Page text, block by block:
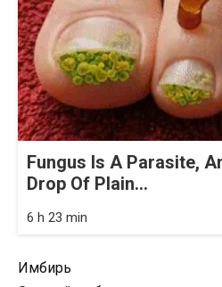
Fungus Is A Parasite,
Drop Of Plain...
6 h 23 min
Имбирь